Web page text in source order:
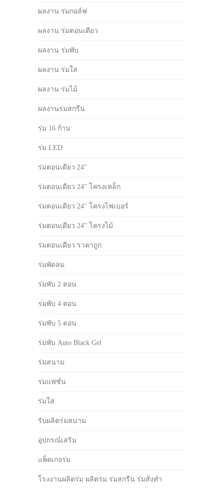
ผลงาน ร่มกอล์ฟ
ผลงาน ร่มตอนเดียว
ผลงาน ร่มพับ
ผลงาน ร่มใส
ผลงาน ร่มไม้
ผลงานร่มสกรีน
ร่ม 16 ก้าน
ร่ม LED
ร่มตอนเดียว 24"
ร่มตอนเดียว 24" โครงเหล็ก
ร่มตอนเดียว 24" โครงไฟเบอร์
ร่มตอนเดียว 24" โครงไม้
ร่มตอนเดียว ราคาถูก
ร่มพัดลม
ร่มพับ 2 ตอน
ร่มพับ 4 ตอน
ร่มพับ 5 ตอน
ร่มพับ Auto Black Gel
ร่มสนาม
ร่มแฟชั่น
ร่มใส
รับผลิตร่มสนาม
อุปกรณ์เสริม
แพ็คเกจร่ม
โรงงานผลิตร่ม ผลิตร่ม ร่มสกรีน ร่มสั่งทำ